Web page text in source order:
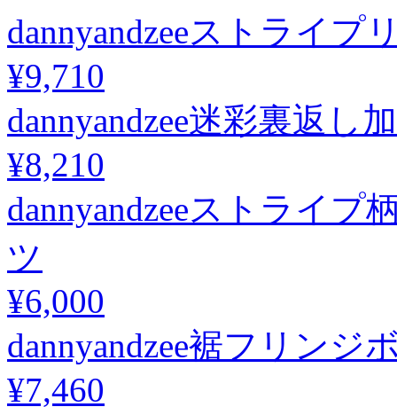
dannyandzeeストライ
¥9,710
dannyandzee迷彩裏返し
¥8,210
dannyandzeeストライ
ツ
¥6,000
dannyandzee裾フリン
¥7,460